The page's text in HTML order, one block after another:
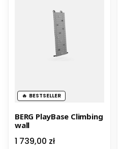
BESTSELLER
BERG PlayBase Climbing
wall
Cena
1 739,00 zł